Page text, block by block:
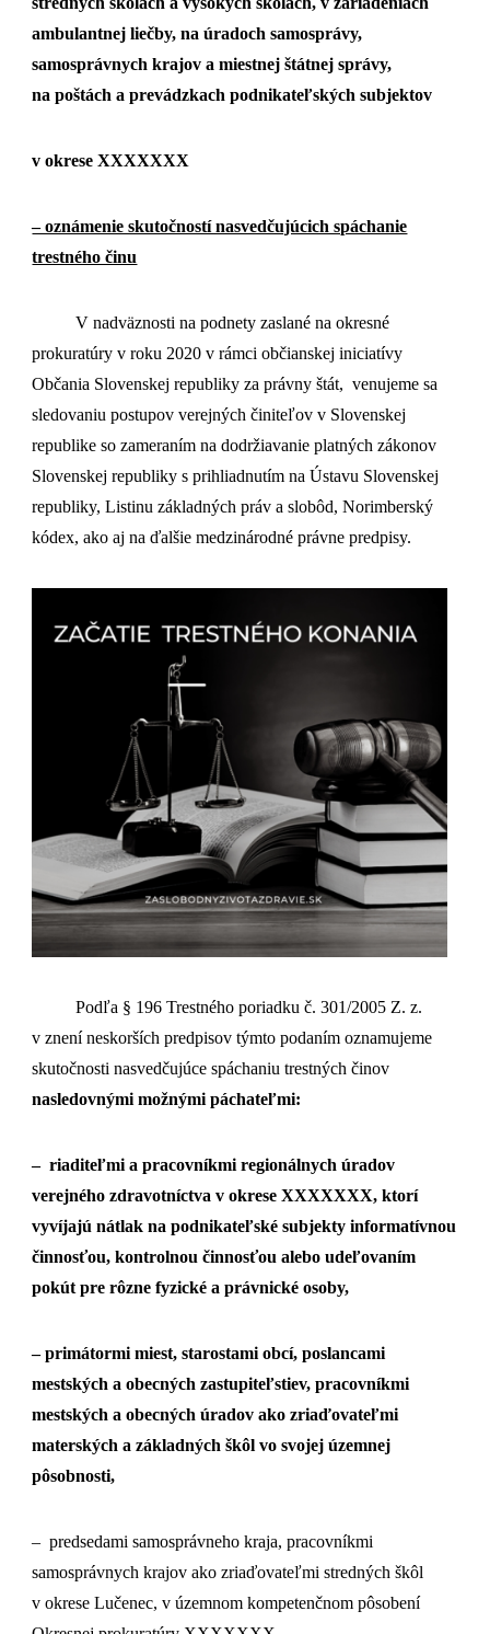
ambulantnej liečby, na úradoch samosprávy,
samosprávnych krajov a miestnej štátnej správy,
na poštách a prevádzkach podnikateľských subjektov
v okrese XXXXXXX
– oznámenie skutočností nasvedčujúcich spáchanie
trestného činu
V nadväznosti na podnety zaslané na okresné
prokuratúry v roku 2020 v rámci občianskej iniciatívy
Občania Slovenskej republiky za právny štát, venujeme sa
sledovaniu postupov verejných činiteľov v Slovenskej
republike so zameraním na dodržiavanie platných zákonov
Slovenskej republiky s prihliadnutím na Ústavu Slovenskej
republiky, Listinu základných práv a slobôd, Norimberský
kódex, ako aj na ďalšie medzinárodné právne predpisy.
Podľa § 196 Trestného poriadku č. 301/2005 Z. z.
v znení neskorších predpisov týmto podaním oznamujeme
skutočnosti nasvedčujúce spáchaniu trestných činov
nasledovnými možnými páchateľmi:
– riaditeľmi a pracovníkmi regionálnych úradov
verejného zdravotníctva v okrese XXXXXXX, ktorí
vyvíjajú nátlak na podnikateľské subjekty informatívnou
činnosťou, kontrolnou činnosťou alebo udeľovaním
pokút pre rôzne fyzické a právnické osoby,
– primátormi miest, starostami obcí, poslancami
mestských a obecných zastupiteľstiev, pracovníkmi
mestských a obecných úradov ako zriaďovateľmi
materských a základných škôl vo svojej územnej
pôsobnosti,
– predsedami samosprávneho kraja, pracovníkmi
samosprávnych krajov ako zriaďovateľmi stredných škôl
v okrese Lučenec, v územnom kompetenčnom pôsobení